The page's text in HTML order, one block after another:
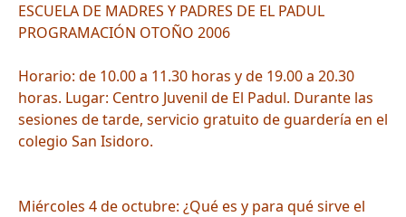
ESCUELA DE MADRES Y PADRES DE EL PADUL
PROGRAMACIÓN OTOÑO 2006
Horario: de 10.00 a 11.30 horas y de 19.00 a 20.30
horas. Lugar: Centro Juvenil de El Padul. Durante las
sesiones de tarde, servicio gratuito de guardería en el
colegio San Isidoro.
Miércoles 4 de octubre: ¿Qué es y para qué sirve el